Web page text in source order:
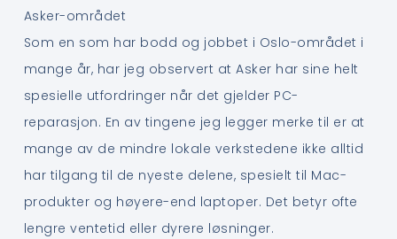
Asker-området
Som en som har bodd og jobbet i Oslo-området i
mange år, har jeg observert at Asker har sine helt
spesielle utfordringer når det gjelder PC-
reparasjon. En av tingene jeg legger merke til er at
mange av de mindre lokale verkstedene ikke alltid
har tilgang til de nyeste delene, spesielt til Mac-
produkter og høyere-end laptoper. Det betyr ofte
lengre ventetid eller dyrere løsninger.